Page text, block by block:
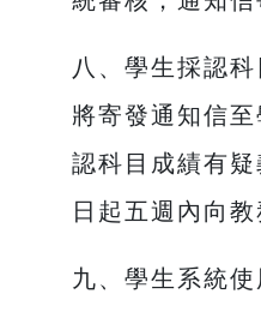
八、學生採認
將寄發通知信
認科目成績有
日起五週內向
九、學生系統